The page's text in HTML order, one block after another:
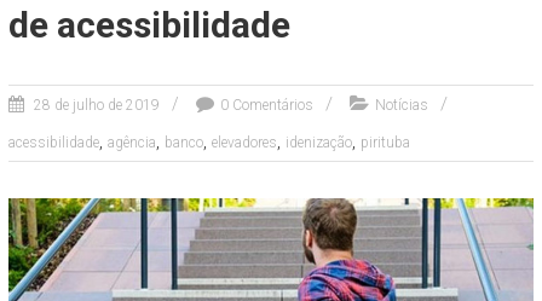
de acessibilidade
28 de julho de 2019 0 Comentários Notícias
acessibilidade, agência, banco, elevadores, idenização, pirituba